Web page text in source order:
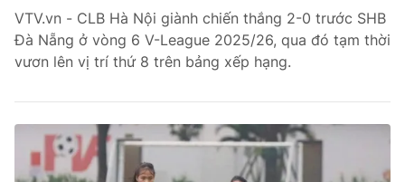
VTV.vn - CLB Hà Nội giành chiến thắng 2-0 trước SHB
Đà Nẵng ở vòng 6 V-League 2025/26, qua đó tạm thời
vươn lên vị trí thứ 8 trên bảng xếp hạng.